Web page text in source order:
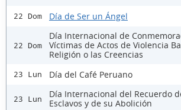
22 Dom Día de Ser un Ángel
22 Dom
Día Internacional de
Víctimas de Actos de Violencia
Religión o las Creencias
23 Lun Día del Café Peruano
23 Lun
Día Internacional del Recuerdo
Esclavos y de su Abolición